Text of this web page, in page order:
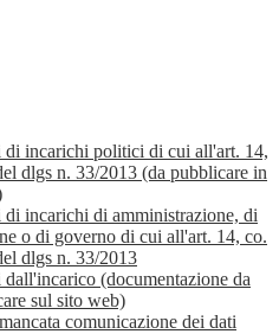
di incarichi politici di cui all'art. 14,
dlgs n. 33/2013 (da pubblicare in
di incarichi di amministrazione, di
o di governo di cui all'art. 14, co.
dlgs n. 33/2013
dall'incarico (documentazione da
sul sito web)
comunicazione dei dati